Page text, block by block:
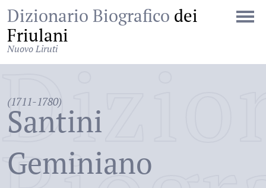
Dizionario Biografico dei
Friulani
Nuovo Liruti
(1711-1780)
Santini
Geminiano